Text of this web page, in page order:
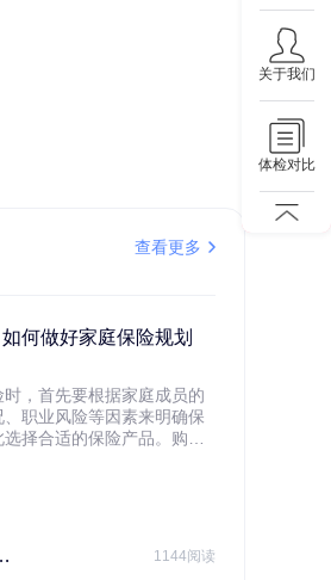
查看更多
何做好家庭保险规划
，首先要根据家庭成员的
职业风险等因素来明确保
择合适的保险产品。购买
，确保保险费用不会对家
1144阅读
关于我们
体检对比